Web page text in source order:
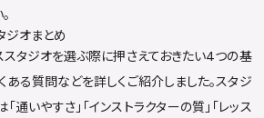
ジオまとめ
スタジオを選ぶ際に押さえておきたい4つの基
ある質問などを詳しくご紹介しました。スタジ
通いやすさ」「インストラクターの質」「レッス